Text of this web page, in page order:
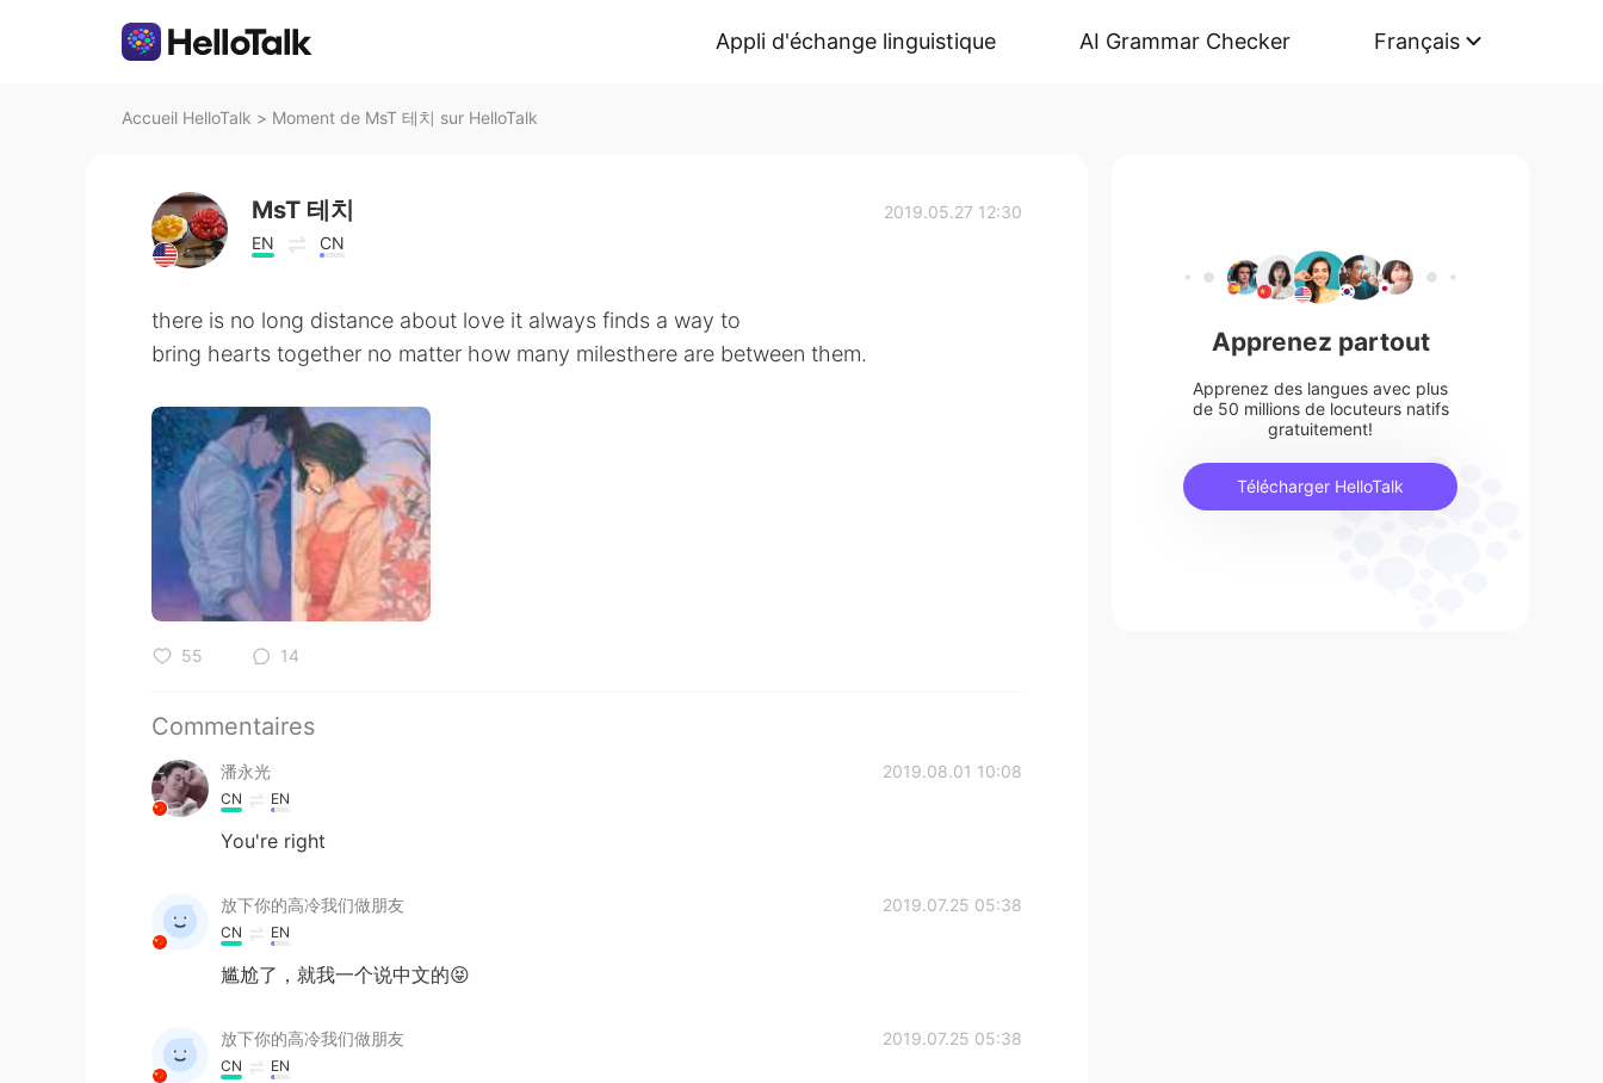
Appli d'échange linguistique AI Grammar Checker Français
Accueil HelloTalk > Moment de MsT 테치 sur HelloTalk
MsT 테치
EN CN
2019.05.27 12:30
there is no long distance about love it always finds a way to
bring hearts together no matter how many milesthere are between them.
55 14
Commentaires
潘永光 2019.08.01 10:08
CN EN
You're right
放下你的高冷我们做朋友 2019.07.25 05:38
CN EN
尴尬了，就我一个说中文的😝
放下你的高冷我们做朋友 2019.07.25 05:38
CN EN
Apprenez partout
Apprenez des langues avec plus
de 50 millions de locuteurs natifs
gratuitement!
Télécharger HelloTalk